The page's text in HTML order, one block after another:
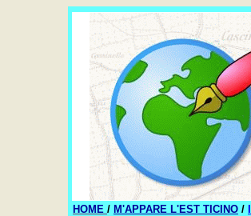
HOME / M'APPARE L'EST TICINO /